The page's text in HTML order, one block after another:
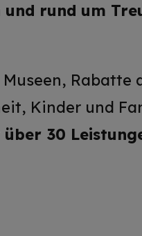
rund um
Rabatte
Kinder und
über 30